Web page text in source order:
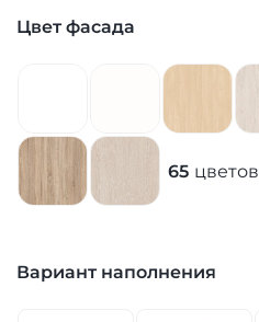
Цвет фасада
65 цветов
Вариант наполнения